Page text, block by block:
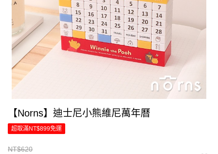
【Norns】迪士尼小熊維尼萬年曆
超取滿NT$899免運
NT$620